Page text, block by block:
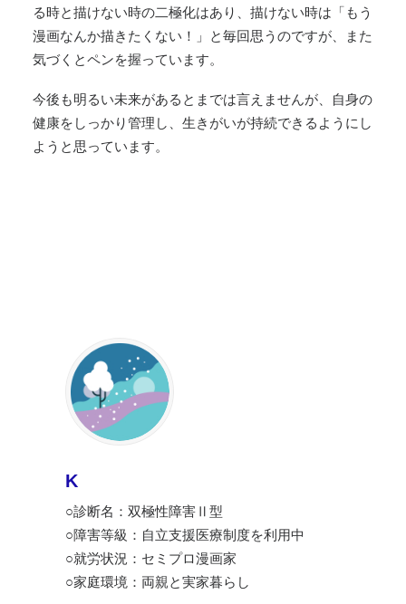
る時と描けない時の二極化はあり、描けない時は「もう
漫画なんか描きたくない！」と毎回思うのですが、また
気づくとペンを握っています。
今後も明るい未来があるとまでは言えませんが、自身の
健康をしっかり管理し、生きがいが持続できるようにし
ようと思っています。
K
○診断名：双極性障害Ⅱ型
○障害等級：自立支援医療制度を利用中
○就労状況：セミプロ漫画家
○家庭環境：両親と実家暮らし